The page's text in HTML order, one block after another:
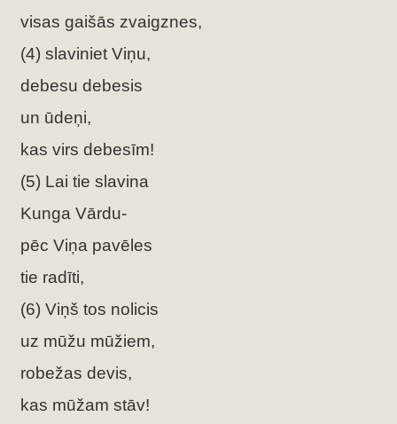
visas gaišās zvaigznes,
(4) slaviniet Viņu,
debesu debesis
un ūdeņi,
kas virs debesīm!
(5) Lai tie slavina
Kunga Vārdu-
pēc Viņa pavēles
tie radīti,
(6) Viņš tos nolicis
uz mūžu mūžiem,
robežas devis,
kas mūžam stāv!